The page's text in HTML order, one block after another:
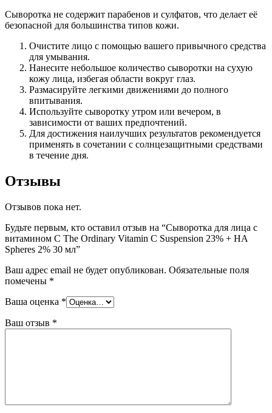
Сыворотка не содержит парабенов и сулфатов, что делает её
безопасной для большинства типов кожи.
Очистите лицо с помощью вашего привычного средства
для умывания.
Нанесите небольшое количество сыворотки на сухую
кожу лица, избегая области вокруг глаз.
Размасируйте легкими движениями до полного
впитывания.
Используйте сыворотку утром или вечером, в
зависимости от ваших предпочтений.
Для достижения наилучших результатов рекомендуется
применять в сочетании с солнцезащитными средствами
в течение дня.
Отзывы
Отзывов пока нет.
Будьте первым, кто оставил отзыв на “Сыворотка для лица с
витамином С The Ordinary Vitamin C Suspension 23% + HA
Spheres 2% 30 мл”
Ваш адрес email не будет опубликован. Обязательные поля
помечены *
Ваша оценка *
Ваш отзыв *